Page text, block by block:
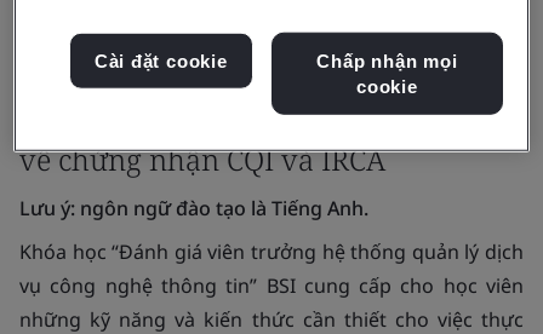
Khóa học đáp ứng các yêu cầu đào tạo
về chứng nhận CQI và IRCA
Lưu ý: ngôn ngữ đào tạo là Tiếng Anh.
Khóa học “Đánh giá viên trưởng hệ thống quản lý dịch
vụ công nghệ thông tin” BSI cung cấp cho học viên
những kỹ năng và kiến thức cần thiết cho việc thực
Cài đặt cookie
Chấp nhận mọi
cookie